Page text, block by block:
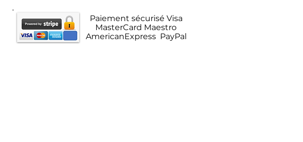
Paiement sécurisé Visa
MasterCard Maestro
AmericanExpress PayPal